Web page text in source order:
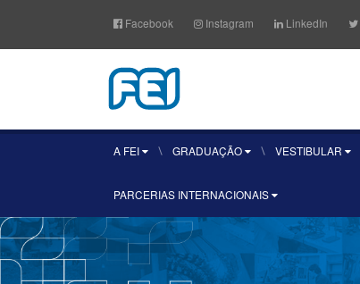
Facebook Instagram LinkedIn
A FEI GRADUAÇÃO VESTIBULAR
PARCERIAS INTERNACIONAIS